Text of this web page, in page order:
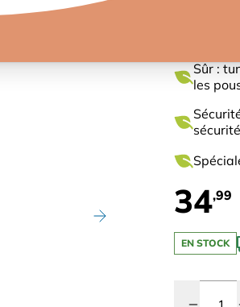
Sûr :
les
34,99
EN STOCK